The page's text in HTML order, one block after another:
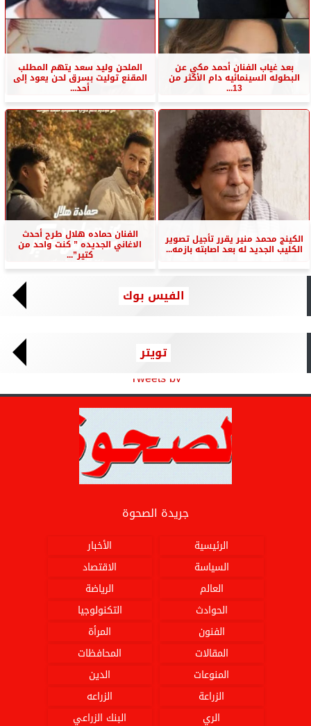
بعد غياب الفنان أحمد مكي عن
البطوله السينمائيه دام الأكثر من
13...
الملحن وليد سعد يتهم المطلب
المقنع توليت بسرق لحن يعود إلى
أحد...
الكينج محمد منير يقرر تأجيل تصوير
الكليب الجديد له بعد اصابته بازمه...
الفنان حماده هلال طرح أحدث
الاغاني الجديده ” كنت واحد من
كتير”...
الفيس بوك
تويتر
Tweets by
جريدة الصحوة
الرئيسية
الأخبار
السياسة
الاقتصاد
العالم
الرياضة
الحوادث
التكنولوجيا
الفنون
المرأة
المقالات
المحافظات
المنوعات
الدين
الزراعة
الزراعه
الري
البنك الزراعي